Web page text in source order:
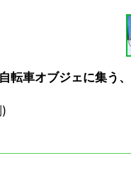
転車オブジェに集う